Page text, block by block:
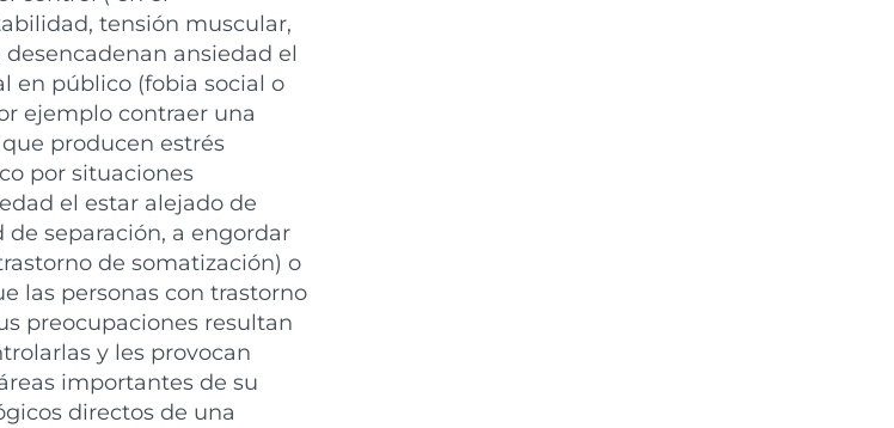
tensión muscular,
ansiedad el
en público (fobia social o
ejemplo contraer una
producen estrés
por situaciones
el estar alejado de
de separación, a engordar
de somatización) o
las personas con trastorno
preocupaciones resultan
y les provocan
importantes de su
directos de una